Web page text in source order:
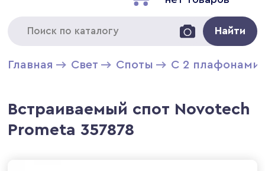
Найти
Главная Свет Cпоты С 2 плафонами
Встраиваемый спот Novotech
Prometa 357878